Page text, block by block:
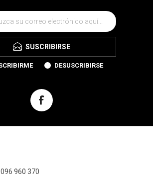
SUSCRIBIRSE
DESUSCRIBIRSE
960 370